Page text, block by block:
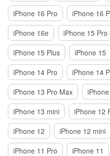
iPhone 16 Pro
iPhone 16
iPhone 16e
iPhone 15 Pro
iPhone 15 Plus
iPhone 15
iPhone 14 Pro
iPhone 14
iPhone 13 Pro Max
iPhone 13 mini
iPhone 12
iPhone 12
iPhone 12 mini
iPhone 11 Pro
iPhone 11